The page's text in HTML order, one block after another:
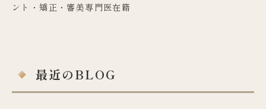
ント・矯正・審美専門医在籍
最近のBLOG